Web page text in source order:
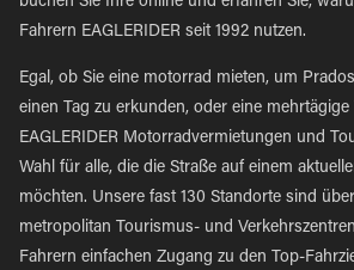
Fahrern EAGLERIDER seit 1992 nutzen.
Egal, ob Sie eine motorrad mieten, um
einen Tag zu erkunden, oder eine
EAGLERIDER Motorradvermietungen und
Wahl für alle, die die Straße auf einem
möchten. Unsere fast 130 Standorte sind
metropolitan Tourismus- und
Fahrern einfachen Zugang zu den Top-